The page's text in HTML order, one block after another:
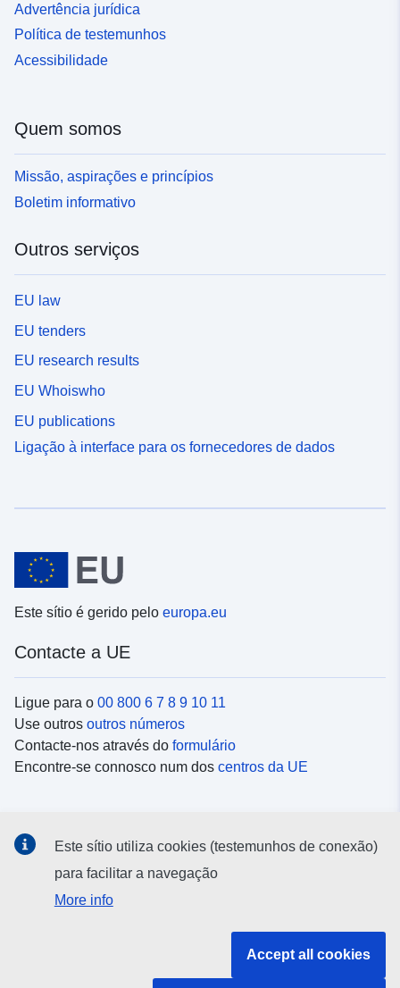
Advertência jurídica
Política de testemunhos
Acessibilidade
Quem somos
Missão, aspirações e princípios
Boletim informativo
Outros serviços
EU law
EU tenders
EU research results
EU Whoiswho
EU publications
Ligação à interface para os fornecedores de dados
Este sítio é gerido pelo europa.eu
Contacte a UE
Ligue para o 00 800 6 7 8 9 10 11
Use outros outros números
Contacte-nos através do formulário
Encontre-se connosco num dos centros da UE
Procure as contas da UE nasredes sociais
Instituições e organismos da UE
Este sítio utiliza cookies (testemunhos de conexão)
para facilitar a navegação
More info
Accept all cookies